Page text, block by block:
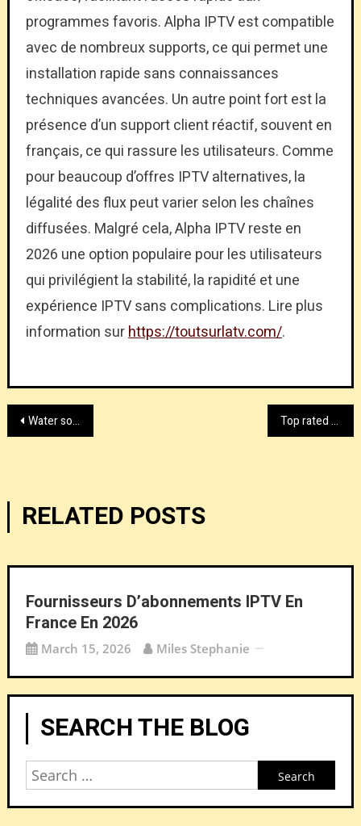
programmes favoris. Alpha IPTV est compatible
avec de nombreux supports, ce qui permet une
installation rapide sans connaissances
techniques avancées. Un autre point fort est la
présence d’un support client réactif, souvent en
français, ce qui rassure les utilisateurs. Comme
pour beaucoup d’offres IPTV alternatives, la
légalité des flux peut varier selon les chaînes
diffusées. Malgré cela, Alpha IPTV reste en
2026 une option populaire pour les utilisateurs
qui privilégient la stabilité, la rapidité et une
expérience IPTV sans complications. Lire plus
information surhttps://toutsurlatv.com/.
Post
Water soluble film manufacturers by Proudly Top rated adhesive material supplier:
RELATED POSTS
Fournisseurs D’abonnements IPTV En
France En 2026
March 15, 2026 Miles Stephanie
SEARCH THE BLOG
Search